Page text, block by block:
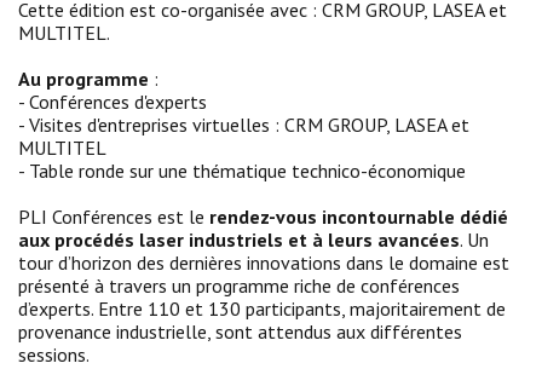
Cette édition est co-organisée avec : CRM GROUP, LASEA et
MULTITEL.
Au programme :
- Conférences d'experts
- Visites d'entreprises virtuelles : CRM GROUP, LASEA et
MULTITEL
- Table ronde sur une thématique technico-économique
PLI Conférences est le rendez-vous incontournable dédié
aux procédés laser industriels et à leurs avancées. Un
tour d’horizon des dernières innovations dans le domaine est
présenté à travers un programme riche de conférences
d’experts. Entre 110 et 130 participants, majoritairement de
provenance industrielle, sont attendus aux différentes
sessions.